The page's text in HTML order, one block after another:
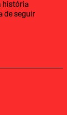
história
de seguir